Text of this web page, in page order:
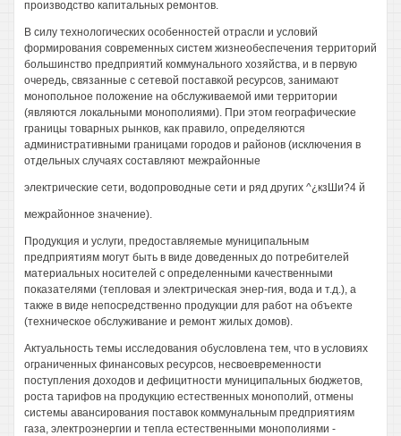
производство капитальных ремонтов.
В силу технологических особенностей отрасли и условий
формирования современных систем жизнеобеспечения территорий
большинство предприятий коммунального хозяйства, и в первую
очередь, связанные с сетевой поставкой ресурсов, занимают
монопольное положение на обслуживаемой ими территории
(являются локальными монополиями). При этом географические
границы товарных рынков, как правило, определяются
административными границами городов и районов (исключения в
отдельных случаях составляют межрайонные
электрические сети, водопроводные сети и ряд других ^¿кзШи?4 й
межрайонное значение).
Продукция и услуги, предоставляемые муниципальным
предприятиям могут быть в виде доведенных до потребителей
материальных носителей с определенными качественными
показателями (тепловая и электрическая энер-гия, вода и т.д.), а
также в виде непосредственно продукции для работ на объекте
(техническое обслуживание и ремонт жилых домов).
Актуальность темы исследования обусловлена тем, что в условиях
ограниченных финансовых ресурсов, несвоевременности
поступления доходов и дефицитности муниципальных бюджетов,
роста тарифов на продукцию естественных монополий, отмены
системы авансирования поставок коммунальным предприятиям
газа, электроэнергии и тепла естественными монополиями -